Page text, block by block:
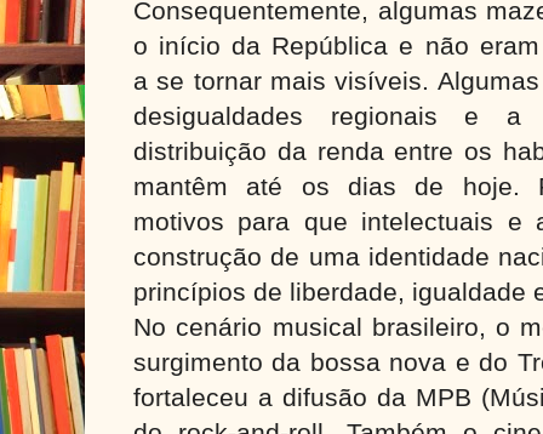
Consequentemente, algumas
o início da República e não
a se tornar mais visíveis.
desigualdades regionais e a
distribuição da renda entre os
mantêm até os dias de hoje.
motivos para que intelectuais e
construção de uma identidade
princípios de liberdade, igualdade
No cenário musical brasileiro, o
surgimento da bossa nova e do
fortaleceu a difusão da MPB